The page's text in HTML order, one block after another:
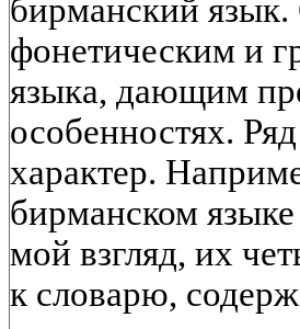
бирманский
фонетическим и
языка, дающим
особенностях.
характер.
бирманском
мой взгляд, их
к словарю,